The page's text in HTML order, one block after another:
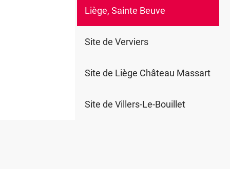
Liège, Sainte Beuve
Site de Verviers
Site de Liège Château Massart
Site de Villers-Le-Bouillet